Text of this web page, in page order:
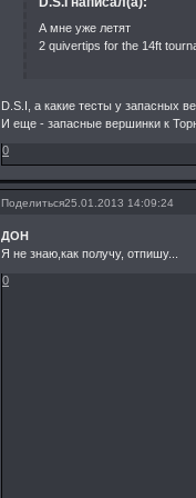
А мне уже летят
2 quivertips for the 14ft
D.S.I, а какие тесты у запасных
И еще - запасные вершинки к
0
Поделиться25.01.2013 14:09:24
ДОН
Я не знаю,как получу, отпишу...
0